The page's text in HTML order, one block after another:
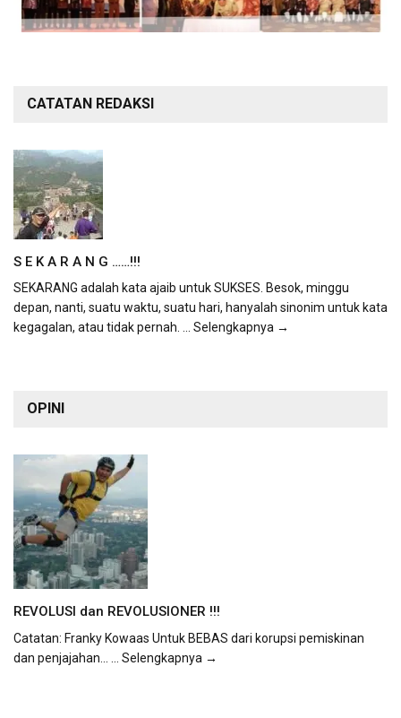
CATATAN REDAKSI
S E K A R A N G ……!!!
SEKARANG adalah kata ajaib untuk SUKSES. Besok, minggu
depan, nanti, suatu waktu, suatu hari, hanyalah sinonim untuk kata
kegagalan, atau tidak pernah. ... Selengkapnya →
OPINI
REVOLUSI dan REVOLUSIONER !!!
Catatan: Franky Kowaas Untuk BEBAS dari korupsi pemiskinan
dan penjajahan...
... Selengkapnya →